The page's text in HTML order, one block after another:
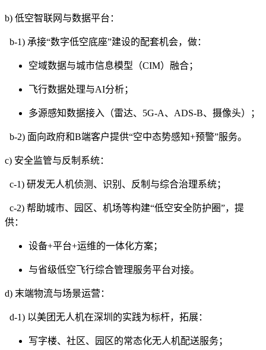
b) 低空智联网与数据平台：
b-1) 承接“数字低空底座”建设的配套机会，做：
空域数据与城市信息模型（CIM）融合；
飞行数据处理与AI分析；
多源感知数据接入（雷达、5G-A、ADS-B、摄像头）；
b-2) 面向政府和B端客户提供“空中态势感知+预警”服务。
c) 安全监管与反制系统：
c-1) 研发无人机侦测、识别、反制与综合治理系统；
c-2) 帮助城市、园区、机场等构建“低空安全防护圈”，提
供：
设备+平台+运维的一体化方案；
与省级低空飞行综合管理服务平台对接。
d) 末端物流与场景运营：
d-1) 以美团无人机在深圳的实践为标杆，拓展：
写字楼、社区、园区的常态化无人机配送服务；